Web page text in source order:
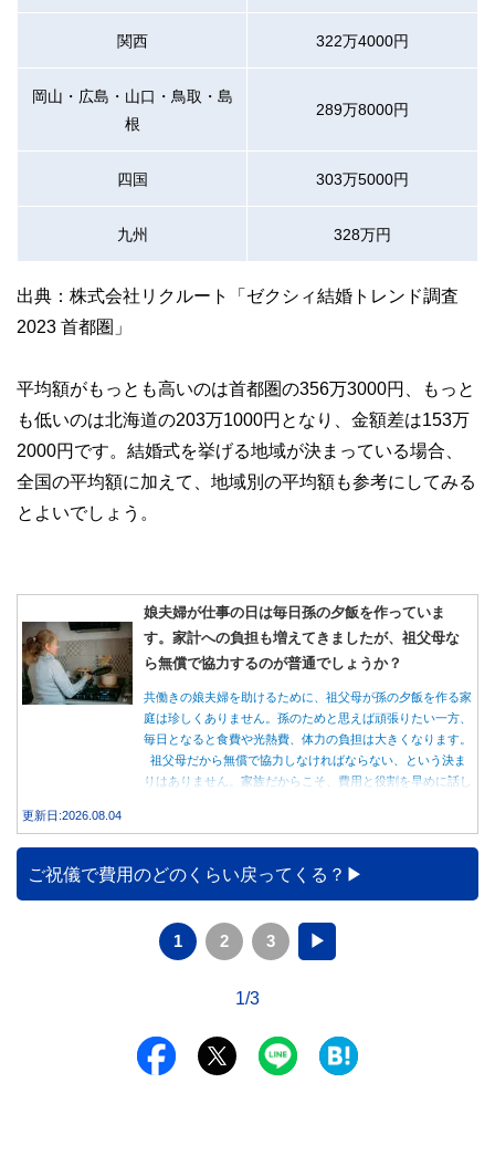
関西 322万4000円
岡山・広島・山口・鳥取・島
根
289万8000円
四国 303万5000円
九州 328万円
出典：株式会社リクルート「ゼクシィ結婚トレンド調査
2023 首都圏」
平均額がもっとも高いのは首都圏の356万3000円、もっと
も低いのは北海道の203万1000円となり、金額差は153万
2000円です。結婚式を挙げる地域が決まっている場合、
全国の平均額に加えて、地域別の平均額も参考にしてみる
とよいでしょう。
娘夫婦が仕事の日は毎日孫の夕飯を作っていま
す。家計への負担も増えてきましたが、祖父母な
ら無償で協力するのが普通でしょうか？
共働きの娘夫婦を助けるために、祖父母が孫の夕飯を作る家
庭は珍しくありません。孫のためと思えば頑張りたい一方、
毎日となると食費や光熱費、体力の負担は大きくなります。
祖父母だから無償で協力しなければならない、という決ま
りはありません。家族だからこそ、費用と役割を早めに話し
更新日:2026.08.04
ご祝儀で費用のどのくらい戻ってくる？
1 2 3 ▶
1/3